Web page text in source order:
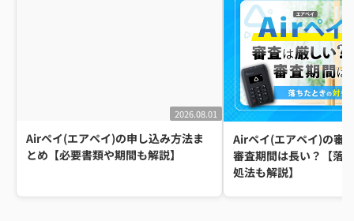
2026.08.01
Airペイ(エアペイ)の申し込み方法ま
とめ【必要書類や期間も解説】
Airペイ(エアペイ)の審
審査期間は長い？【落
処法も解説】